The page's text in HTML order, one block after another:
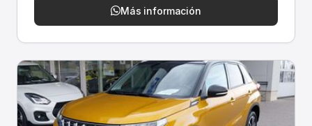
Más información